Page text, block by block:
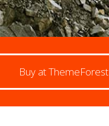
Buy at ThemeForest